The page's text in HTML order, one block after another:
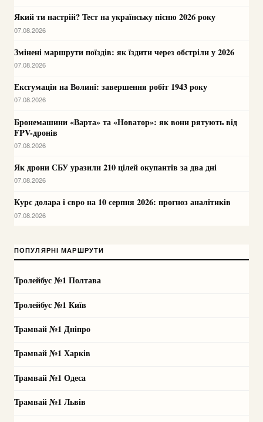
Який ти настрій? Тест на українську пісню 2026 року
07.08.2026
Змінені маршрути поїздів: як їздити через обстріли у 2026
07.08.2026
Ексгумація на Волині: завершення робіт 1943 року
07.08.2026
Бронемашини «Варта» та «Новатор»: як вони рятують від
FPV-дронів
07.08.2026
Як дрони СБУ уразили 210 цілей окупантів за два дні
07.08.2026
Курс долара і євро на 10 серпня 2026: прогноз аналітиків
07.08.2026
ПОПУЛЯРНІ МАРШРУТИ
Тролейбус №1 Полтава
Тролейбус №1 Київ
Трамвай №1 Дніпро
Трамвай №1 Харків
Трамвай №1 Одеса
Трамвай №1 Львів